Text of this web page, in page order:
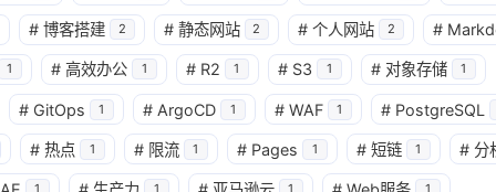
# 博客搭建 2 # 静态网站 2 # 个人网站 2 #
1 # 高效办公 1 # R2 1 # S3 1 # 对象存储 1
# GitOps 1 # ArgoCD 1 # WAF 1 # PostgreSQL
# 热点 1 # 限流 1 # Pages 1 # 短链 1 # 分
1 1 1 1